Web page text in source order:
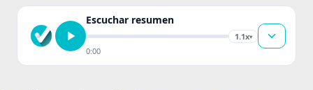
Escuchar resumen
1.1x▾
0:00